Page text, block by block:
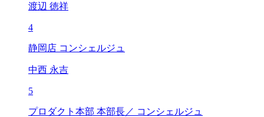
渡辺 徳祥
4
静岡店 コンシェルジュ
中西 永吉
5
プロダクト本部 本部長／ コンシェルジュ